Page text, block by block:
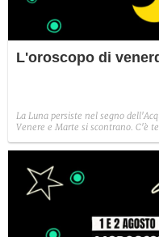
L'oroscopo di
La Luna persiste nel segno
Venere e Marte si scontrano. C'è